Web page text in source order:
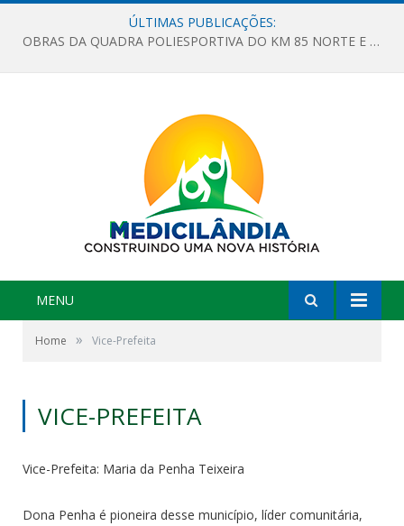
ÚLTIMAS PUBLICAÇÕES:
OBRAS DA QUADRA POLIESPORTIVA DO KM 85 NORTE E DA ESCOLA GASPAR VIANA AVANÇAM
MENU
Home » Vice-Prefeita
VICE-PREFEITA
Vice-Prefeita: Maria da Penha Teixeira
Dona Penha é pioneira desse município, líder comunitária,